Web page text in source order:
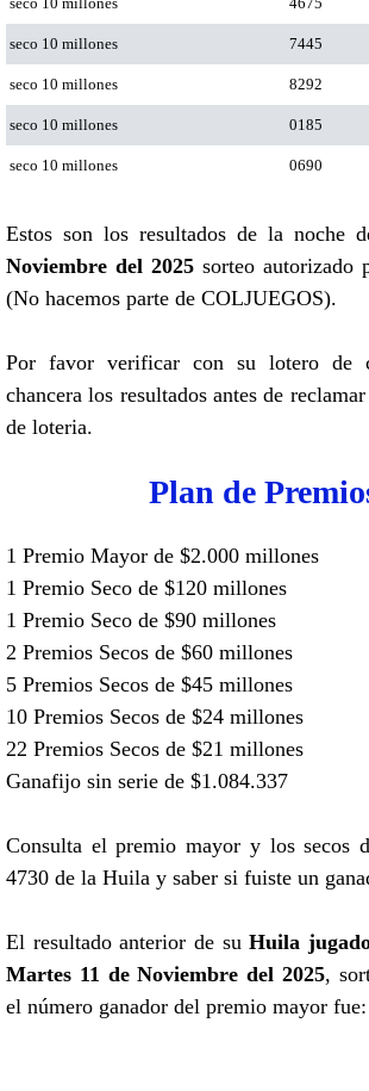
seco 10 millones 7445
seco 10 millones 8292
seco 10 millones 0185
seco 10 millones 0690
Estos son los resultados de la noche
Noviembre del 2025 sorteo autorizado
(No hacemos parte de COLJUEGOS).
Por favor verificar con su lotero de
chancera los resultados antes de
de loteria.
Plan de
1 Premio Mayor de $2.000 millones
1 Premio Seco de $120 millones
1 Premio Seco de $90 millones
2 Premios Secos de $60 millones
5 Premios Secos de $45 millones
10 Premios Secos de $24 millones
22 Premios Secos de $21 millones
Ganafijo sin serie de $1.084.337
Consulta el premio mayor y los secos
4730 de la Huila y saber si fuiste un
El resultado anterior de suHuila
Martes 11 de Noviembre del 2025,
el número ganador del premio mayor fue: